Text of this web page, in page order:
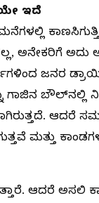
ಇದೆ
ಅನೇಕರಿಗೆ ಅದು
ಜನರ
ಗಾಜಿನ ಬೌಲ್‌ನಲ್ಲಿ
ಆದರೆ
ಮತ್ತು
ಆದರೆ